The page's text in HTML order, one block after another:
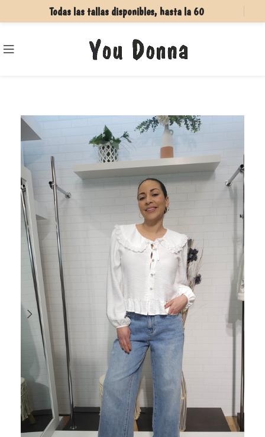
Todas las tallas disponibles, hasta la 60